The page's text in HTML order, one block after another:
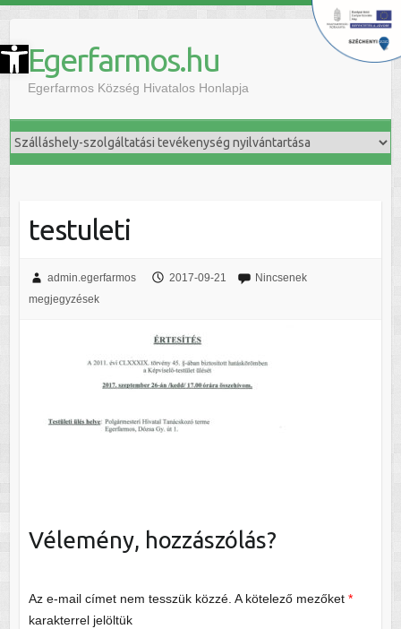
Eszköztár megnyitása Egerfarmos.hu
Egerfarmos Község Hivatalos Honlapja
testuleti
admin.egerfarmos 2017-09-21
Nincsenek
megjegyzések
Vélemény, hozzászólás?
Az e-mail címet nem tesszük közzé. A kötelező mezőket *
karakterrel jelöltük